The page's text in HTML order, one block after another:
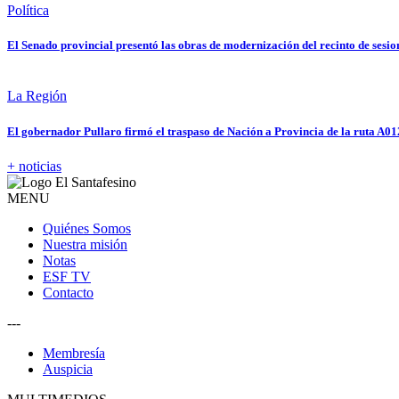
Política
El Senado provincial presentó las obras de modernización del recinto de
La Región
El gobernador Pullaro firmó el traspaso de Nación a Provincia de la ruta
+ noticias
MENU
Quiénes Somos
Nuestra misión
Notas
ESF TV
Contacto
---
Membresía
Auspicia